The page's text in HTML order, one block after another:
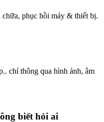
phục hồi máy & thiết bị.
chỉ thông qua hình ảnh, âm
biết hỏi ai